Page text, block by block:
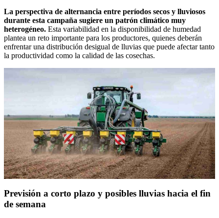
La perspectiva de alternancia entre períodos secos y lluviosos
durante esta campaña sugiere un patrón climático muy
heterogéneo. Esta variabilidad en la disponibilidad de humedad
plantea un reto importante para los productores, quienes deberán
enfrentar una distribución desigual de lluvias que puede afectar tanto
la productividad como la calidad de las cosechas.
Previsión a corto plazo y posibles lluvias hacia el fin
de semana